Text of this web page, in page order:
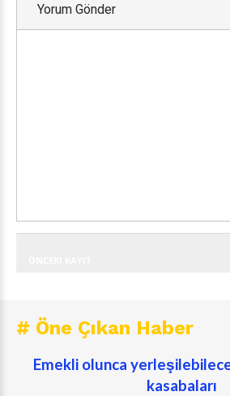
Yorum Gönder
# Öne Çıkan Haber
Emekli olunca
kasabaları